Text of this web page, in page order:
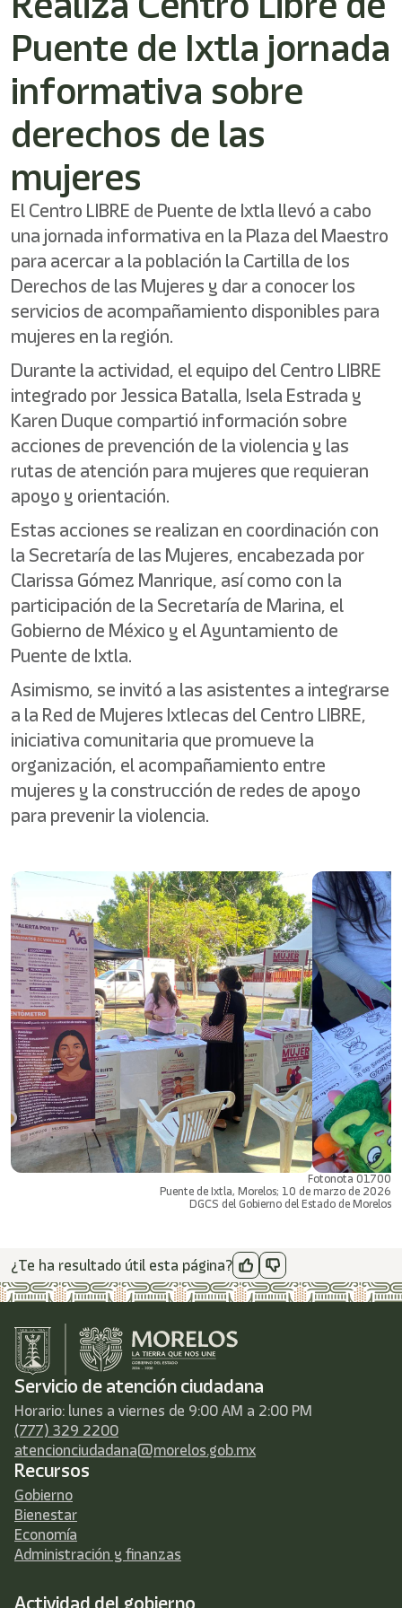
Este
acceso
directo
lector
de
pantalla
ayudarle
navegar
con
contenido.
Puente de Ixtla jornada
informativa sobre
derechos de las
mujeres
El Centro LIBRE de Puente de Ixtla llevó a cabo
una jornada informativa en la Plaza del Maestro
para acercar a la población la Cartilla de los
Derechos de las Mujeres y dar a conocer los
servicios de acompañamiento disponibles para
mujeres en la región.
Durante la actividad, el equipo del Centro LIBRE
integrado por Jessica Batalla, Isela Estrada y
Karen Duque compartió información sobre
acciones de prevención de la violencia y las
rutas de atención para mujeres que requieran
apoyo y orientación.
Estas acciones se realizan en coordinación con
la Secretaría de las Mujeres, encabezada por
Clarissa Gómez Manrique, así como con la
participación de la Secretaría de Marina, el
Gobierno de México y el Ayuntamiento de
Puente de Ixtla.
Asimismo, se invitó a las asistentes a integrarse
a la Red de Mujeres Ixtlecas del Centro LIBRE,
iniciativa comunitaria que promueve la
organización, el acompañamiento entre
mujeres y la construcción de redes de apoyo
para prevenir la violencia.
Fotonota 01700
Puente de Ixtla, Morelos; 10 de marzo de 2026
DGCS del Gobierno del Estado de Morelos
¿Te ha resultado útil esta página?
Servicio de atención ciudadana
Horario: lunes a viernes de 9:00 AM a 2:00 PM
(777) 329 2200
atencionciudadana@morelos.gob.mx
Recursos
Gobierno
Bienestar
Economía
Administración y finanzas